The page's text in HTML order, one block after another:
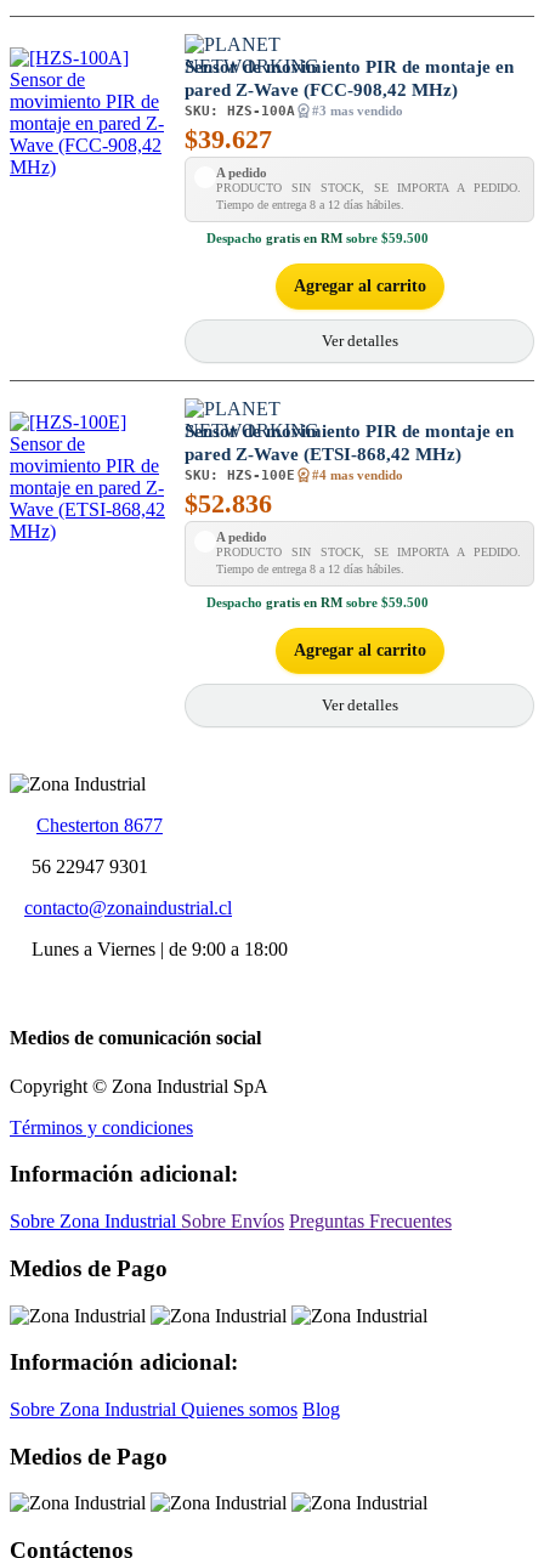
Sensor de movimiento PIR de montaje en
pared Z-Wave (FCC-908,42 MHz)
SKU: HZS-100A #3 mas vendido
$39.627
A pedido
PRODUCTO SIN STOCK, SE IMPORTA A PEDIDO.
Tiempo de entrega 8 a 12 días hábiles.
Despacho gratis en RM sobre $59.500
Agregar al carrito
Ver detalles
Sensor de movimiento PIR de montaje en
pared Z-Wave (ETSI-868,42 MHz)
SKU: HZS-100E #4 mas vendido
$52.836
A pedido
PRODUCTO SIN STOCK, SE IMPORTA A PEDIDO.
Tiempo de entrega 8 a 12 días hábiles.
Despacho gratis en RM sobre $59.500
Agregar al carrito
Ver detalles
Chesterton 8677
56 22947 9301
contacto@zonaindustrial.cl
Lunes a Viernes | de 9:00 a 18:00
Medios de comunicación social
Copyright © Zona Industrial SpA
Términos y condiciones
Información adicional:
Sobre Zona Industrial Sobre Envíos Preguntas Frecuentes
Medios de Pago
Información adicional:
Sobre Zona Industrial Quienes somos Blog
Medios de Pago
Contáctenos